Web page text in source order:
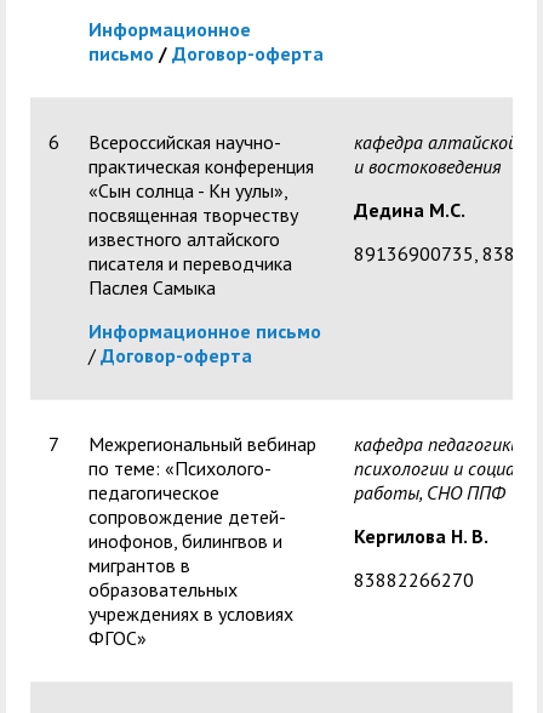
Информационное
письмо / Договор-оферта
6
Всероссийская научно-
практическая конференция
«Сын солнца - Кӱн уулы»,
посвященная творчеству
известного алтайского
писателя и переводчика
Паслея Самыка
Информационное письмо
/ Договор-оферта
кафедра алтайской
и востоковедения
Дедина М.С.
89136900735,
7
Межрегиональный вебинар
по теме: «Психолого-
педагогическое
сопровождение детей-
инофонов, билингвов и
мигрантов в
образовательных
учреждениях в условиях
ФГОС»
кафедра педагогики,
психологии и
работы, СНО ППФ
Кергилова Н. В.
83882266270